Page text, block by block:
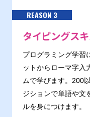
REASON 3
タイピングス
プログラミング学習
ットからローマ字入
ムで学びます。200
ジションで単語や文
ルを身につけます。